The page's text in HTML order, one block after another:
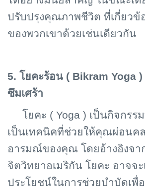
ปรับปรุงคุณภาพชีวิต ที่เกี่ยวข้
ของพวกเขาด้วยเช่นเดียวกัน
5. โยคะร้อน ( Bikram Yoga
ซึมเศร้า
โยคะ ( Yoga ) เป็นกิจกรร
เป็นเทคนิคที่ช่วยให้คุณผ่อนค
อารมณ์ของคุณ โดยอ้างอิงจา
จิตวิทยาอเมริกัน โยคะ อาจจ
ประโยชน์ในการช่วยบำบัดเพื่